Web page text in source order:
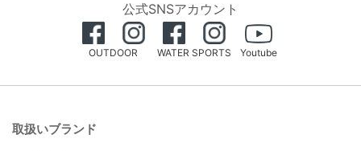
公式SNSアカウント
OUTDOOR WATER SPORTS Youtube
取扱いブランド